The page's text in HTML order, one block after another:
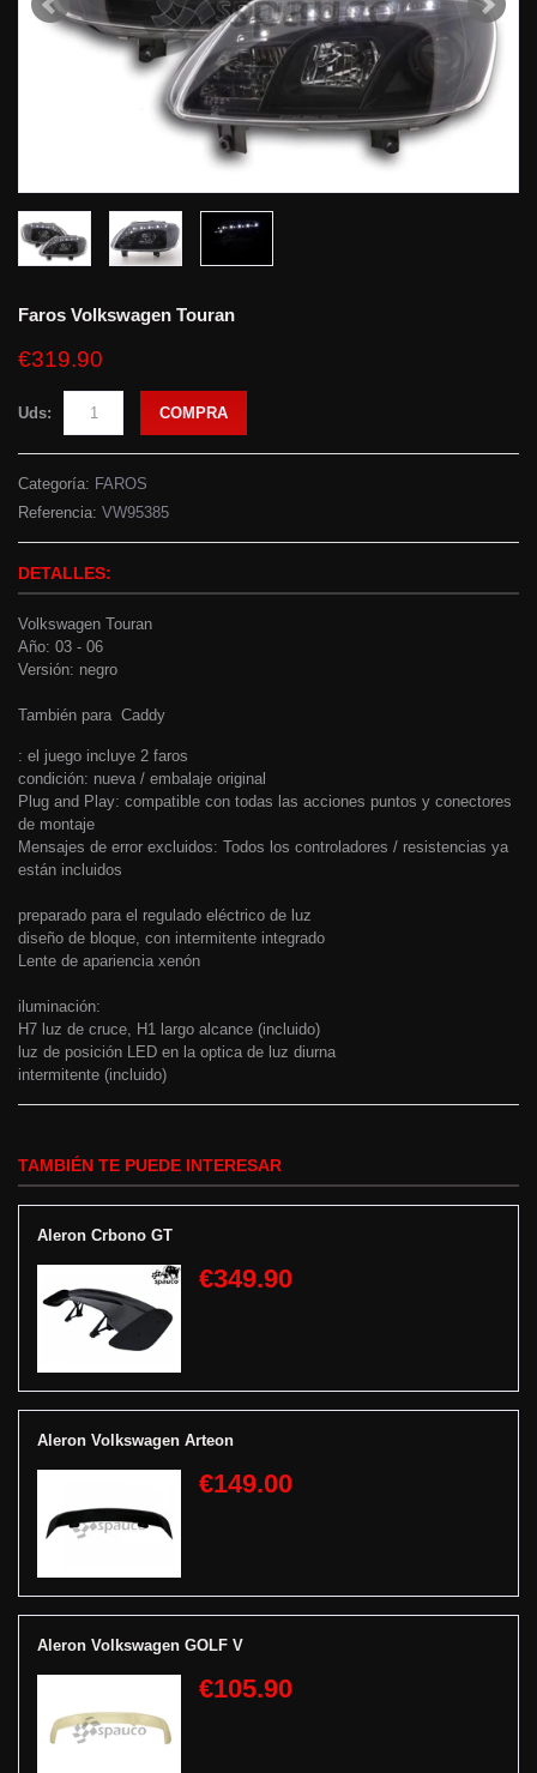
Faros Volkswagen Touran
€319.90
Uds: COMPRA
Categoría: FAROS
Referencia: VW95385
DETALLES:
Volkswagen Touran
Año: 03 - 06
Versión: negro
También para Caddy
: el juego incluye 2 faros
condición: nueva / embalaje original
Plug and Play: compatible con todas las acciones puntos y conectores
de montaje
Mensajes de error excluidos: Todos los controladores / resistencias ya
están incluidos
preparado para el regulado eléctrico de luz
diseño de bloque, con intermitente integrado
Lente de apariencia xenón
iluminación:
H7 luz de cruce, H1 largo alcance (incluido)
luz de posición LED en la optica de luz diurna
intermitente (incluido)
TAMBIÉN TE PUEDE INTERESAR
Aleron Crbono GT
€349.90
Aleron Volkswagen Arteon
€149.00
Aleron Volkswagen GOLF V
€105.90